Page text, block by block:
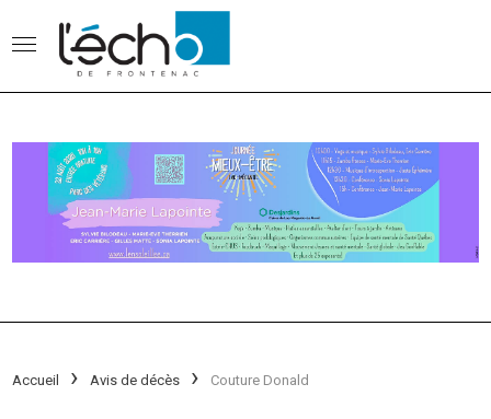
Accueil Avis de décès Couture Donald